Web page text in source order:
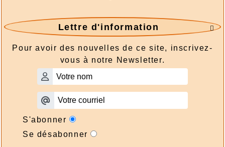

Lettre d'information
Pour avoir des nouvelles de ce site, inscrivez-
vous à notre Newsletter.
S'abonner
Se désabonner